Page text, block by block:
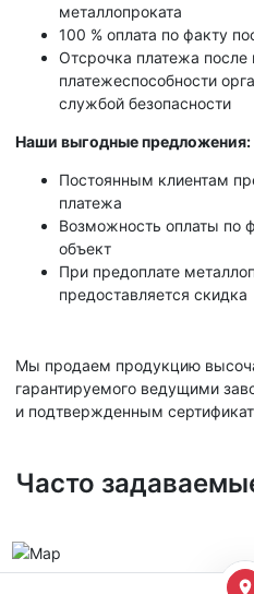
металлопроката
100 % оплата по факту
Отсрочка платежа после
платежеспособности
службой безопасности
Наши выгодные предложения:
Постоянным клиентам
платежа
Возможность оплаты по
объект
При предоплате
предоставляется скидка
Мы продаем продукцию
гарантируемого ведущими
и подтвержденным
Часто